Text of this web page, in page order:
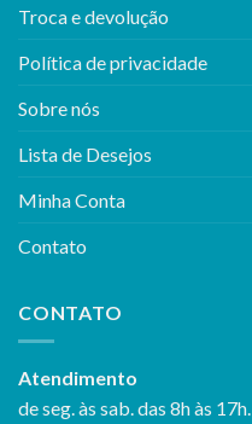
Troca e devolução
Política de privacidade
Sobre nós
Lista de Desejos
Minha Conta
Contato
CONTATO
Atendimento
de seg. às sab. das 8h às 17h.